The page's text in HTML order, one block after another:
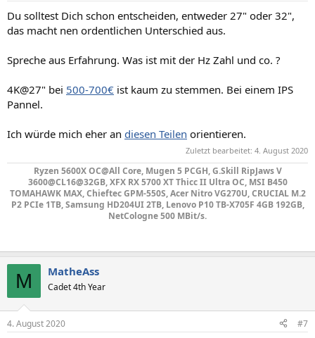
Du solltest Dich schon entscheiden, entweder 27" oder 32",
das macht nen ordentlichen Unterschied aus.
Spreche aus Erfahrung. Was ist mit der Hz Zahl und co. ?
4K@27" bei 500-700€ ist kaum zu stemmen. Bei einem IPS
Pannel.
Ich würde mich eher an diesen Teilen orientieren.
Zuletzt bearbeitet: 4. August 2020
Ryzen 5600X OC@All Core, Mugen 5 PCGH, G.Skill RipJaws V
3600@CL16@32GB, XFX RX 5700 XT Thicc II Ultra OC, MSI B450
TOMAHAWK MAX, Chieftec GPM-550S, Acer Nitro VG270U, CRUCIAL M.2
P2 PCIe 1TB, Samsung HD204UI 2TB, Lenovo P10 TB-X705F 4GB 192GB,
NetCologne 500 MBit/s.
M MatheAss
Cadet 4th Year
4. August 2020 #7